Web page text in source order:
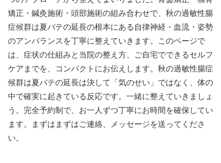
矯正・鍼灸施術・頭部施術の組み合わせで、秋の過敏性腸
症候群は夏バテの延長の根本にある自律神経・血流・姿勢
のアンバランスを丁寧に整えていきます。このページで
は、症状の仕組みと当院の整え方、ご自宅でできるセルフ
ケアまでを、コンパクトにお伝えします。秋の過敏性腸症
候群は夏バテの延長は決して「気のせい」ではなく、体の
中で確実に起きている反応です。一緒に整えていきましょ
う。完全予約制で、お一人ずつ丁寧にお時間を確保してい
ます。まずはまずはご連絡、メッセージを送ってくださ
い。